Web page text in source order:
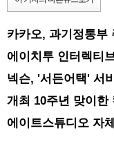
카카오, 과기정통부
에이치투 인터렉티
넥슨, '서든어택' 서
개최 10주년 맞이한
에이트스튜디오 자